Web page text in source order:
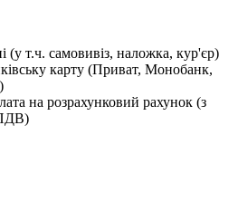
(у т.ч. самовивіз, наложка, кур'єр)
карту (Приват, Монобанк,
на розрахунковий рахунок (з